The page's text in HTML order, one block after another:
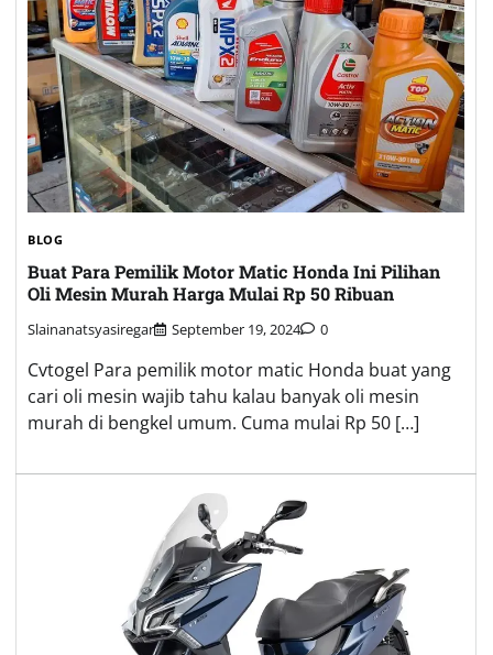
BLOG
Buat Para Pemilik Motor Matic Honda Ini Pilihan
Oli Mesin Murah Harga Mulai Rp 50 Ribuan
Slainanatsyasiregar September 19, 2024 0
Cvtogel Para pemilik motor matic Honda buat yang
cari oli mesin wajib tahu kalau banyak oli mesin
murah di bengkel umum. Cuma mulai Rp 50 […]